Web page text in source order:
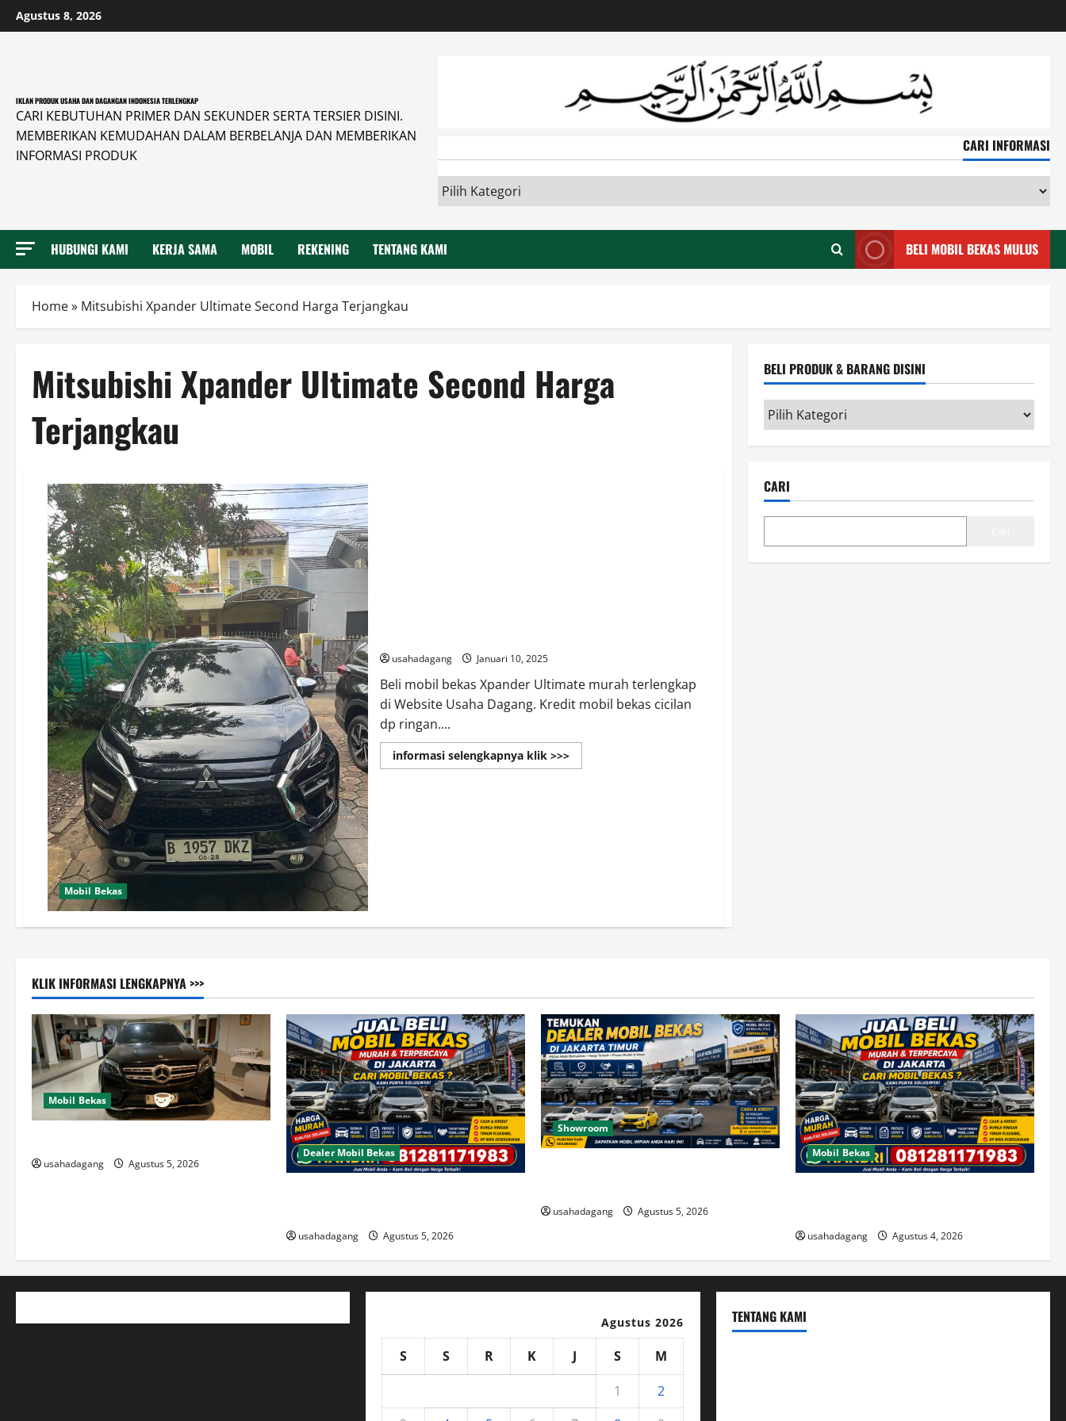
Skip
to
Agustus 8, 2026
IKLAN PRODUK USAHA DAN DAGANGAN INDONESIA TERLENGKAP
CARI KEBUTUHAN PRIMER DAN SEKUNDER SERTA TERSIER DISINI.
MEMBERIKAN KEMUDAHAN DALAM BERBELANJA DAN MEMBERIKAN
INFORMASI PRODUK
CARI INFORMASI
HUBUNGI KAMI KERJA SAMA MOBIL REKENING TENTANG KAMI BELI MOBIL BEKAS MULUS
Home» Mitsubishi Xpander Ultimate Second Harga Terjangkau
Mitsubishi Xpander Ultimate Second Harga
Terjangkau
Mobil Bekas
usahadagang Januari 10, 2025
Beli mobil bekas Xpander Ultimate murah terlengkap
di Website Usaha Dagang. Kredit mobil bekas cicilan
dp ringan....
informasi selengkapnya klik >>>Read
more
BELI PRODUK & BARANG DISINI
Beli
Produk
&
disini
CARI
KLIK INFORMASI LENGKAPNYA >>>
Mobil Bekas
usahadagang Agustus 5, 2026
Dealer Mobil Bekas
usahadagang Agustus 5, 2026
Showroom
usahadagang Agustus 5, 2026
Mobil Bekas
usahadagang Agustus 4, 2026
Agustus 2026
S S R K J S
M
1
2
TENTANG KAMI